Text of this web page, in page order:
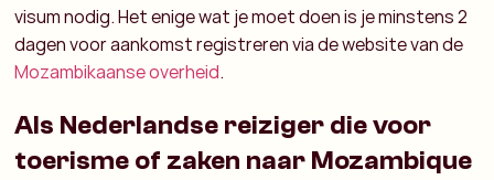
visum nodig. Het enige wat je moet doen is je minstens 2
dagen voor aankomst registreren via de website van de
Mozambikaanse overheid.
Als Nederlandse reiziger die voor
toerisme of zaken naar Mozambique